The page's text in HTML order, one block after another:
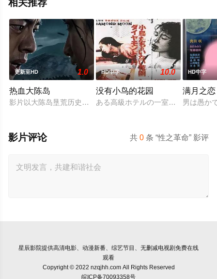
相关推荐
更新至HD 1.0
热血大陈岛
影片以大陈岛垦荒历史为创作底色，在尊重历史真实性的前提
HD中字 10.0
没有小鸟的花园
ある高級ホテルの一室に3組のカッ
HD中字
满月之恋
男は愚か
共0 条 “性之革命” 影评
影片评论
星辰影院提供高清电影、动漫新番、综艺节目、无删减电视剧免费在线
观看
Copyright © 2022 nzqjhh.com All Rights Reserved
皖ICP备70093358号